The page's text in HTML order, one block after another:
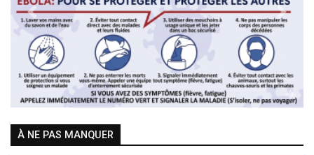
Previous Next
À NE PAS MANQUER